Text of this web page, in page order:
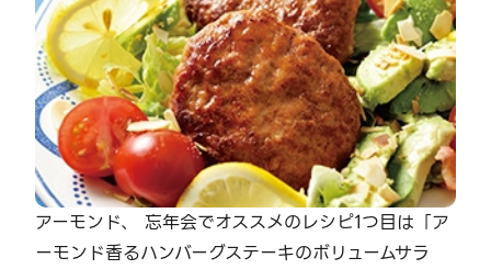
アーモンド、 忘年会でオススメのレシピ1つ目は「ア
ーモンド香るハンバーグステーキのボリュームサラ